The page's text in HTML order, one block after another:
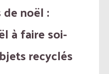
noël :
à faire soi-
recyclés